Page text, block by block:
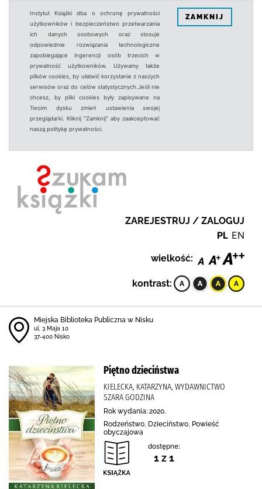
Instytut Książki dba o ochronę prywatności
użytkowników i bezpieczeństwo przetwarzania
ich danych osobowych oraz stosuje
odpowiednie rozwiązania technologiczne
zapobiegające ingerencji osób trzecich w
prywatność użytkowników. Używamy także
plików cookies, by ułatwić korzystanie z naszych
serwisów oraz do celów statystycznych.Jeśli nie
chcesz, by pliki cookies były zapisywane na
Twoim dysku zmień ustawienia swojej
przeglądarki. Kliknij "Zamknij" aby zaakceptować
naszą politykę prywatności.
ZAMKNIJ
ZAREJESTRUJ / ZALOGUJ
PL EN
wielkość:
kontrast:
Miejska Biblioteka Publiczna w Nisku
ul. 3 Maja 10
37-400 Nisko
Piętno dzieciństwa
KIELECKA, KATARZYNA, WYDAWNICTWO
SZARA GODZINA
Rok wydania: 2020.
Rodzeństwo, Dzieciństwo, Powieść
obyczajowa
dostępne:
1 z 1